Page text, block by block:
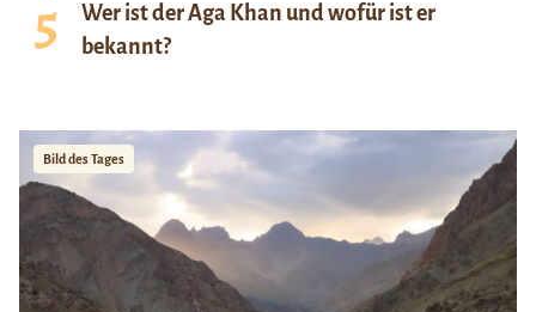
Wer ist der Aga Khan und wofür ist er
bekannt?
Bild des Tages